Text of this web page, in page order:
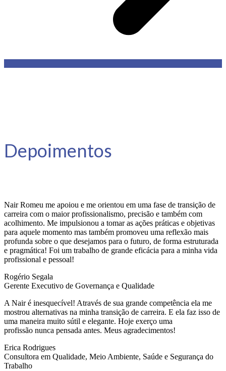
Depoimentos
Nair Romeu me apoiou e me orientou em uma fase de transição de
carreira com o maior profissionalismo, precisão e também com
acolhimento. Me impulsionou a tomar as ações práticas e objetivas
para aquele momento mas também promoveu uma reflexão mais
profunda sobre o que desejamos para o futuro, de forma estruturada
e pragmática! Foi um trabalho de grande eficácia para a minha vida
profissional e pessoal!
Rogério Segala
Gerente Executivo de Governança e Qualidade
A Nair é inesquecível! Através de sua grande competência ela me
mostrou alternativas na minha transição de carreira. E ela faz isso de
uma maneira muito sútil e elegante. Hoje exerço uma
profissão nunca pensada antes. Meus agradecimentos!
Erica Rodrigues
Consultora em Qualidade, Meio Ambiente, Saúde e Segurança do
Trabalho